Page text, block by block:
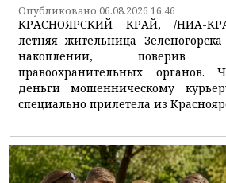
Опубликовано 06.08.2026 16:46
КРАСНОЯРСКИЙ КРАЙ, /НИА-
летняя жительница
накоплений, поверив
правоохранительных органов.
деньги мошенническому
специально прилетела из